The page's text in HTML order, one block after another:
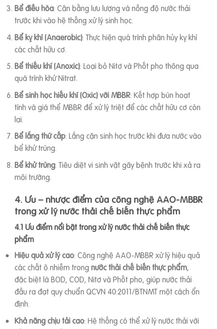
Bể điều hòa: Cân bằng lưu lượng và nồng độ nước thải
trước khi vào hệ thống xử lý sinh học.
Bể kỵ khí (Anaerobic): Thực hiện quá trình phân hủy kỵ khí
các chất hữu cơ.
Bể thiếu khí (Anoxic): Loại bỏ Nitơ và Phốt pho thông qua
quá trình khử Nitrat.
Bể sinh học hiếu khí (Oxic) với MBBR: Kết hợp bùn hoạt
tính và giá thể MBBR để xử lý triệt để các chất hữu cơ còn
lại.
Bể lắng thứ cấp: Lắng cặn sinh học trước khi đưa nước vào
bể khử trùng.
Bể khử trùng: Tiêu diệt vi sinh vật gây bệnh trước khi xả ra
môi trường.
4. Ưu – nhược điểm của công nghệ AAO-MBBR
trong xử lý nước thải chế biến thực phẩm
4.1 Ưu điểm nổi bật trong xử lý nước thải chế biến thực
phẩm
Hiệu quả xử lý cao: Công nghệ AAO-MBBR xử lý hiệu quả
các chất ô nhiễm trong nước thải chế biến thực phẩm,
đặc biệt là BOD, COD, Nitơ và Phốt pho, giúp nước thải
đầu ra đạt quy chuẩn QCVN 40:2011/BTNMT một cách ổn
định.
Khả năng chịu tải cao: Hệ thống có thể xử lý nước thải với